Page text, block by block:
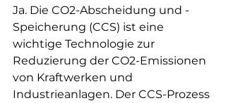
Ja. Die CO2-Abscheidung und -
Speicherung (CCS) ist eine
wichtige Technologie zur
Reduzierung der CO2-Emissionen
von Kraftwerken und
Industrieanlagen. Der CCS-Prozess